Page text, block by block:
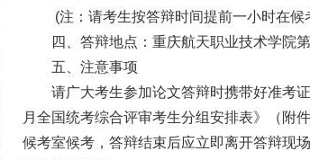
(注：请考生按答辩时间提前一小时在候
四、答辩地点：重庆航天职业技术学院
五、注意事项
请广大考生参加论文答辩时携带好准考
月全国统考综合评审考生分组安排表》（附件
候考室候考，答辩结束后应立即离开答辩现